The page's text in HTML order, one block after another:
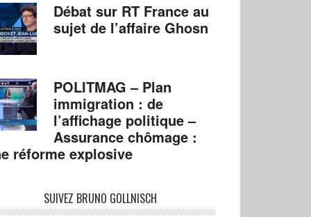
Débat sur RT France au
sujet de l’affaire Ghosn
POLITMAG – Plan
immigration : de
l’affichage politique –
Assurance chômage :
réforme explosive
SUIVEZ BRUNO GOLLNISCH